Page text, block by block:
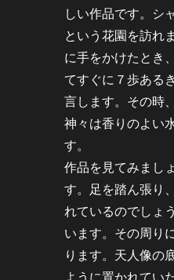
しい作品です。シ
という花園を訪れ
に手をかけたとき
てすぐに７歩ある
言します。その時
神々は香りのよい
す。
作品を見てみまし
す。足を踏ん張り
れているのでしょ
います。その周り
ります。天人像の